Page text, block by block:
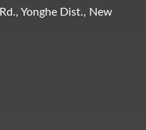
Yonghe Dist., New